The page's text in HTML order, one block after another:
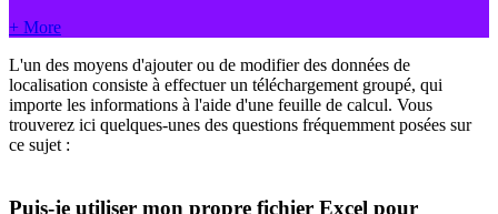
+ More
L'un des moyens d'ajouter ou de modifier des données de
localisation consiste à effectuer un téléchargement groupé, qui
importe les informations à l'aide d'une feuille de calcul. Vous
trouverez ici quelques-unes des questions fréquemment posées sur
ce sujet :
Puis-je utiliser mon propre fichier Excel pour